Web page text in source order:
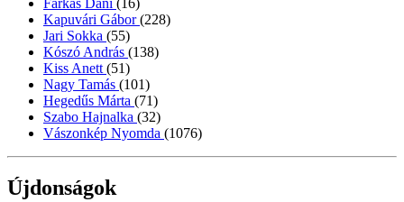
Farkas Dani (16)
Kapuvári Gábor(228)
Jari Sokka (55)
Kószó András (138)
Kiss Anett (51)
Nagy Tamás (101)
Hegedűs Márta (71)
Szabo Hajnalka (32)
Vászonkép Nyomda (1076)
Újdonságok